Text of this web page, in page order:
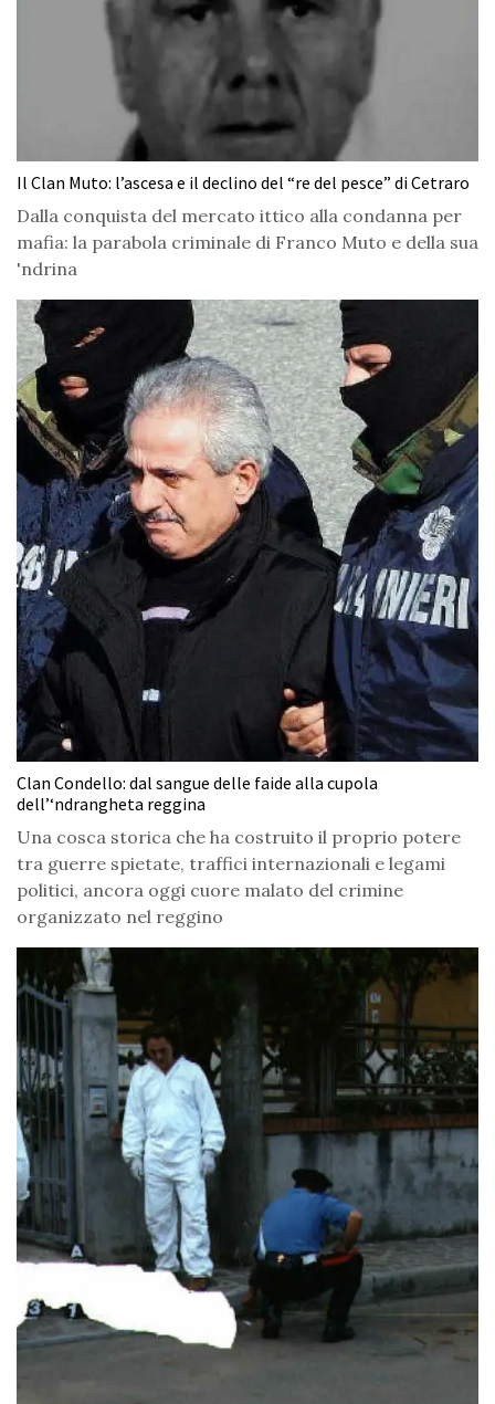
Il Clan Muto: l’ascesa e il declino del “re del pesce” di Cetraro
Dalla conquista del mercato ittico alla condanna per
mafia: la parabola criminale di Franco Muto e della sua
'ndrina
Clan Condello: dal sangue delle faide alla cupola
dell’‘ndrangheta reggina
Una cosca storica che ha costruito il proprio potere
tra guerre spietate, traffici internazionali e legami
politici, ancora oggi cuore malato del crimine
organizzato nel reggino